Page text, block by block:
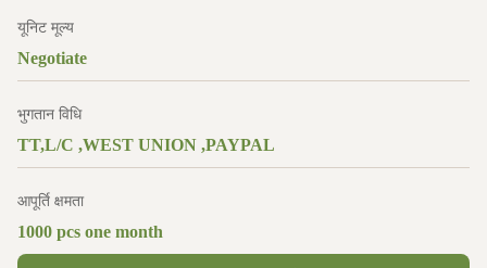
यूनिट मूल्य
Negotiate
भुगतान विधि
TT,L/C ,WEST UNION ,PAYPAL
आपूर्ति क्षमता
1000 pcs one month